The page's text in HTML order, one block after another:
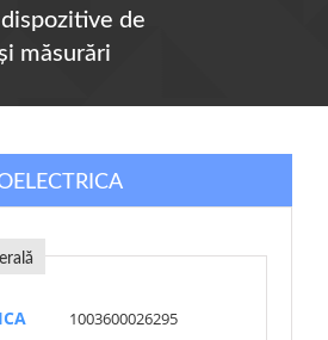
de
măsurări
1003600026295